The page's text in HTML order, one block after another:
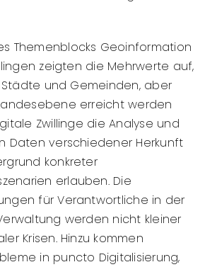
Themenblocks Geoinformation
zeigten die Mehrwerte auf,
Städte und Gemeinden, aber
erreicht werden
Zwillinge die Analyse und
Daten verschiedener Herkunft
konkreter
erlauben. Die
für Verantwortliche in der
werden nicht kleiner
Krisen. Hinzu kommen
in puncto Digitalisierung,